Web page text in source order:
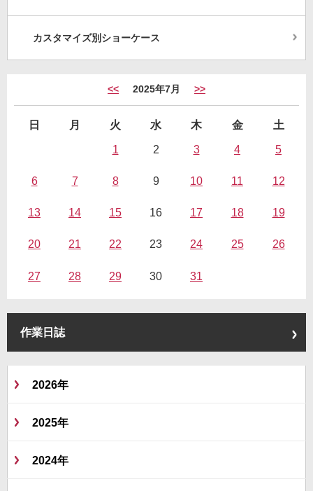
カスタマイズ別ショーケース
<< 2025年7月 >>
日 月 火 水 木 金
土
1
2 3 4 5
6 7 8 9 10 11 12
13 14 15 16 17 18 19
20 21 22 23 24 25 26
27 28 29 30 31
作業日誌
2026年
2025年
2024年